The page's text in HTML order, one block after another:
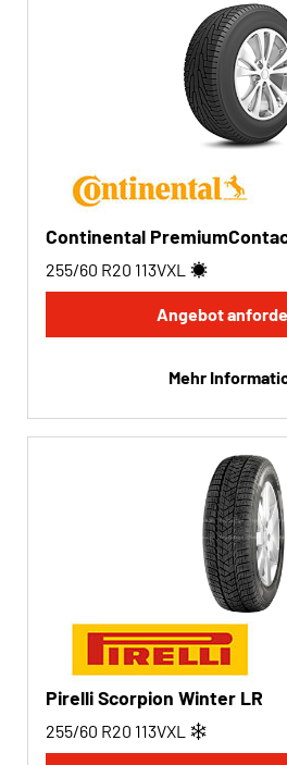
Continental
255/60 R20 113VXL
Angebot
Mehr
Pirelli Scorpion Winter LR
255/60 R20 113VXL